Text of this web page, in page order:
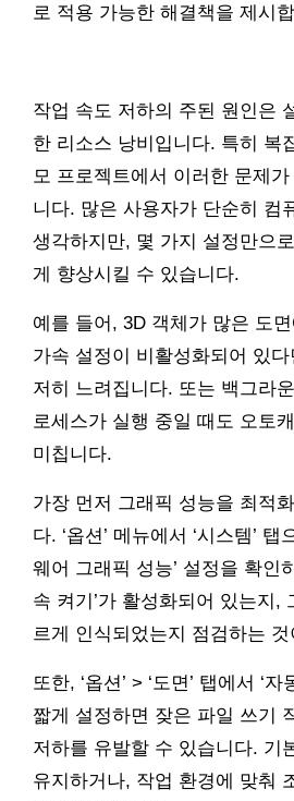
로 적용 가능한 해결책을 제시
작업 속도 저하의 주된 원인은
한 리소스 낭비입니다. 특히 복
모 프로젝트에서 이러한 문제
니다. 많은 사용자가 단순히 컴
생각하지만, 몇 가지 설정만으
게 향상시킬 수 있습니다.
예를 들어, 3D 객체가 많은 도
가속 설정이 비활성화되어 있
저히 느려집니다. 또는 백그라
로세스가 실행 중일 때도 오토
미칩니다.
가장 먼저 그래픽 성능을 최적
다. ‘옵션’ 메뉴에서 ‘시스템’ 탭
웨어 그래픽 성능’ 설정을 확인
속 켜기’가 활성화되어 있는지,
르게 인식되었는지 점검하는
또한, ‘옵션’ > ‘도면’ 탭에서 ‘
짧게 설정하면 잦은 파일 쓰기
저하를 유발할 수 있습니다. 기
유지하거나, 작업 환경에 맞춰